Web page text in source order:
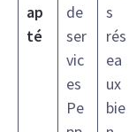
ap
té
de
ser
vic
es
Pe
s
rés
ea
ux
bie